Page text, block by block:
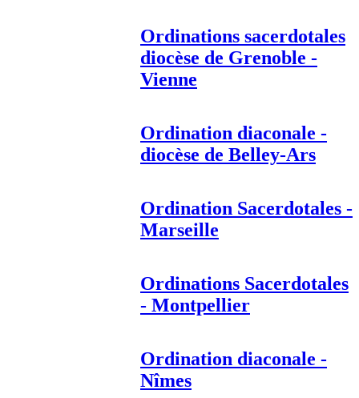
Ordinations sacerdotales
diocèse de Grenoble -
Vienne
Ordination diaconale -
diocèse de Belley-Ars
Ordination Sacerdotales -
Marseille
Ordinations Sacerdotales
- Montpellier
Ordination diaconale -
Nîmes